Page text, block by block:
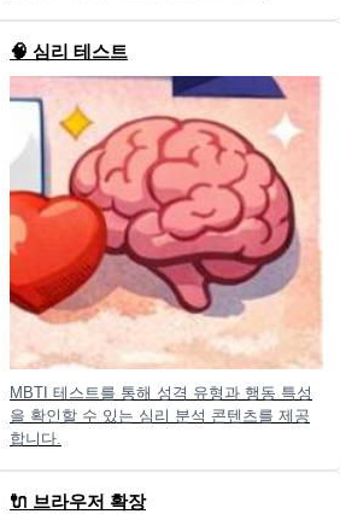
🧠 심리 테스트
MBTI 테스트를 통해 성격 유형과 행동 특성
을 확인할 수 있는 심리 분석 콘텐츠를 제공
합니다.
🔌 브라우저 확장